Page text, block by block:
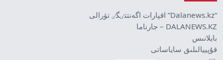
“Dalanews.kz” اقپارات اگەنتتٸگٸ تۋرالى
DALANEWS.KZ – جارناما
بايلانىس
قۇپييالىلىق ساياساتى